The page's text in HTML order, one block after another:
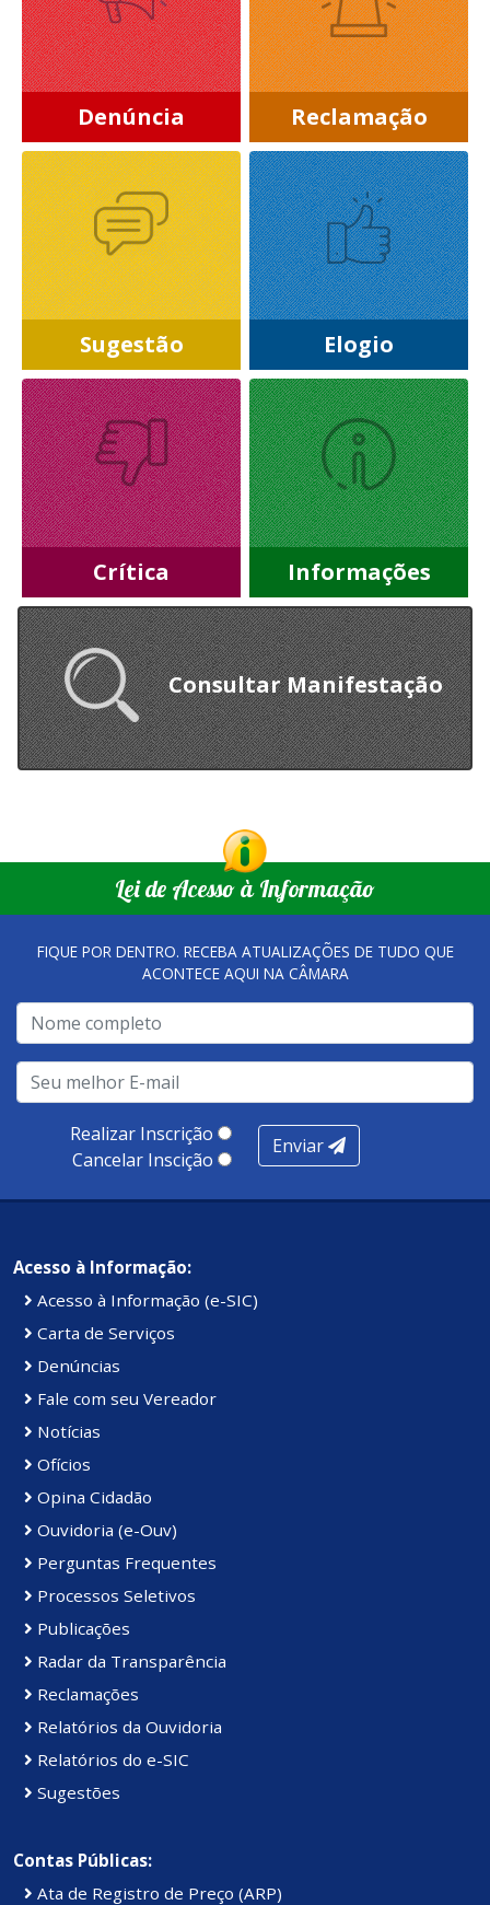
Denúncia Reclamação
Sugestão Elogio
Crítica Informações
Consultar Manifestação
Lei de Acesso à Informação
FIQUE POR DENTRO. RECEBA ATUALIZAÇÕES DE TUDO QUE
ACONTECE AQUI NA CÂMARA
Realizar Inscrição
Cancelar Inscição
Enviar
Acesso à Informação:
Acesso à Informação (e-SIC)
Carta de Serviços
Denúncias
Fale com seu Vereador
Notícias
Ofícios
Opina Cidadão
Ouvidoria (e-Ouv)
Perguntas Frequentes
Processos Seletivos
Publicações
Radar da Transparência
Reclamações
Relatórios da Ouvidoria
Relatórios do e-SIC
Sugestões
Contas Públicas:
Ata de Registro de Preço (ARP)